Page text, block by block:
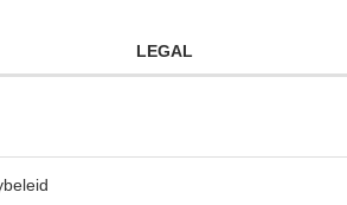
LEGAL